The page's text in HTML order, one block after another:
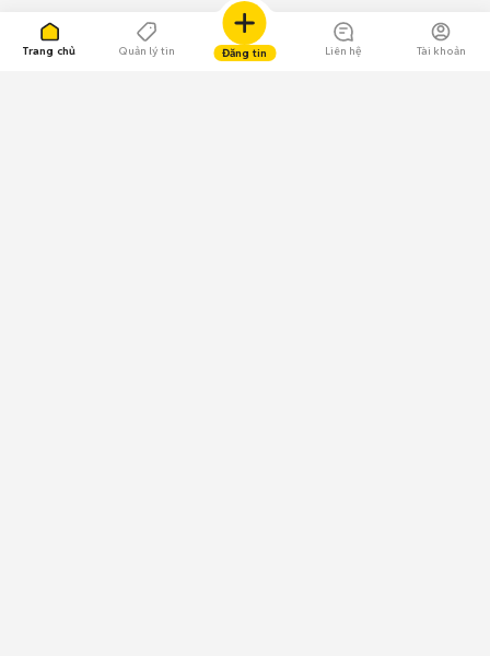
Trang chủ Quản lý tin Đăng tin Liên hệ Tài khoản